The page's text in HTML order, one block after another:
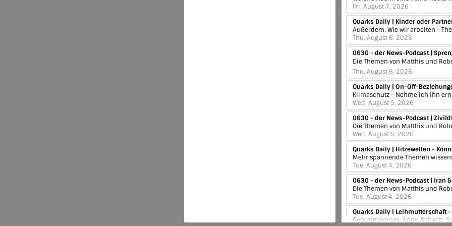
Fri, August 7, 2026
Thu, August 6, 2026
Thu, August 6, 2026
Wed, August 5, 2026
Wed, August 5, 2026
Tue, August 4, 2026
Tue, August 4, 2026